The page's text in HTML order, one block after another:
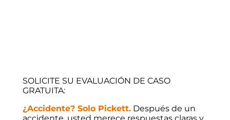
SOLICITE SU EVALUACIÓN DE CASO
GRATUITA:
¿Accidente? Solo Pickett.Después de un